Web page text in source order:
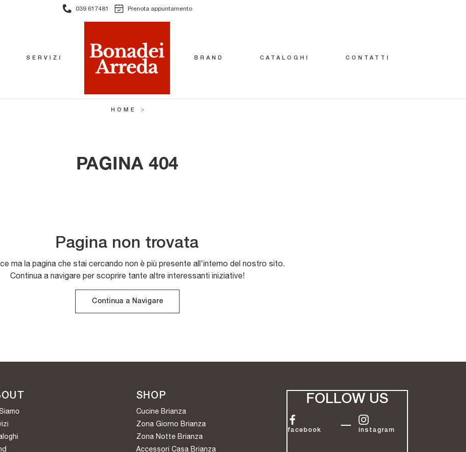
039 617481 Prenota appuntamento
SERVIZI BRAND CATALOGHI CONTATTI
HOME >
PAGINA 404
Pagina non trovata
ma la pagina che stai cercando non è più presente all'interno del nostro sito.
Continua a navigare per scoprire tante altre interessanti iniziative!
Continua a Navigare
SHOP
Cucine Brianza
Zona Giorno Brianza
Zona Notte Brianza
Accessori Casa Brianza
FOLLOW US
facebook instagram